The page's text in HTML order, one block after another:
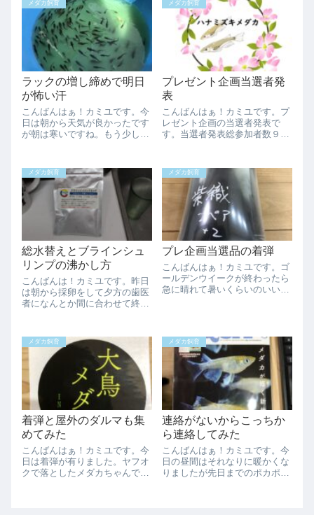
着弾しましたよ。なかなか見つ
からなくて稚魚ですが、、、ミ
ジンコを大量投入...
ので全然黒幹之っ...
メダカ飼育
ラックの増し締めで明日
が怖い汗
こんばんはぁ！カミユです。今
日は朝から天気が良かったです
が朝は寒いですね。もう少し朝
日から予定していたの第三飼育
場のラックの増し締めを行いま
した。いやぁ流石に８m級のラ
ックに付けている...
メダカ飼育
プレゼント企画当選者発
表
こんばんはぁ！カミユです。プ
レゼント企画の当選者発表で
す。当選者発表総参加者数９９
之」オス１メス２
TOKUBEI②「女雛」オス１メ
ス２民泊 五郎兵衛③「深海」
オス１メス２直’sめだか
④「錦...
メダカ飼育
総水替えとブラインシュ
リンプの沸かし方
こんばんは！カミユです。昨日
は朝から採卵をして夕方の歯医
者になんとか間に合わせて終わ
に行きました。温泉は源泉かけ
流しの風呂もあり、いい風呂だ
ったのですが、帰る直前から物
凄い雷雨、、、少...
メダカ飼育
プレ企画当選品の着弾
こんばんはぁ！カミユです。ゴ
ールデンウイークが終わったら
急に晴れて暑いくらいのいい天
プレ企画にて当選した新居さん
の紫織が着弾しました！うちと
は違う専用の６０...
メダカ飼育
着弾と屋外のダルマも集
めてみた
こんばんはぁ！カミユです。今
日は着弾が有りました。ヤフオ
クで落としたメダカちゃんで
メダカ飼育
連絡がないからこっちか
ら連絡してみた
こんばんはぁ！カミユです。今
日の昼間はそれなりに暖かくな
りましたが先日までのポカポカ